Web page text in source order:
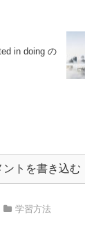
in doing の
ントを書き込む
学習方法